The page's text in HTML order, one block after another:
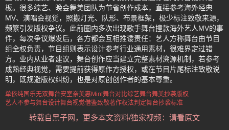
板。很多综艺、晚会舞美团队为节省创作成本，直接参考海外经典
MV、演唱会视觉，照搬灯光、队形、布景框架，极少标注致敬来源，
频繁引发版权争议。此前圈内多次出现歌手舞台撞款海外艺人MV的事
件，每次争议爆发后，各方都会互相推诿责任：艺人方称舞台由节目
组全权负责，节目组则表示设计参考行业通用素材，很难界定过错
方。业内从业者建议，舞台创作应当建立完整素材溯源机制，若参考
成熟经典视觉，需要提前获得原作方授权，或在节目片尾标注致敬说
明，既规避版权纠纷，也是对原创创作者的基本尊重。
单依纯国乐无双舞台安室奈美惠Mint舞台对比综艺舞台舞美抄袭版权
艺人不参与舞台设计舞台视觉借鉴致敬著作权法判定舞台抄袭标准
转载自黑子网，更多本文资料/独家视频：请看原文